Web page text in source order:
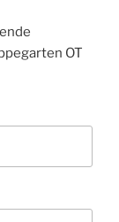
OT